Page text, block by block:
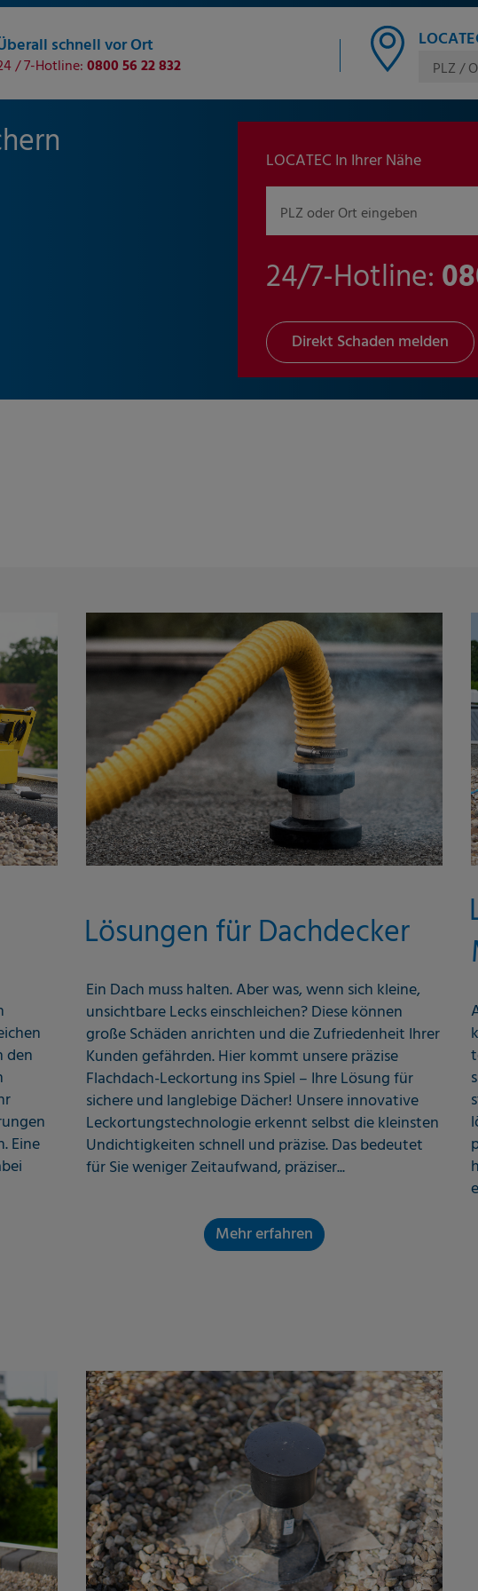
schnell vor Ort
/ 7-Hotline:0800 56 22 832 PLZ /
LOCATEC In Ihrer Nähe
PLZ oder Ort eingeben
24/7-Hotline:
Direkt Schaden melden
den
Eine
Lösungen für Dachdecker
Ein Dach muss halten. Aber was, wenn sich kleine,
unsichtbare Lecks einschleichen? Diese können
große Schäden anrichten und die Zufriedenheit Ihrer
Kunden gefährden. Hier kommt unsere präzise
Flachdach-Leckortung ins Spiel – Ihre Lösung für
sichere und langlebige Dächer! Unsere innovative
Leckortungstechnologie erkennt selbst die kleinsten
Undichtigkeiten schnell und präzise. Das bedeutet
für Sie weniger Zeitaufwand, präziser...
Mehr erfahren